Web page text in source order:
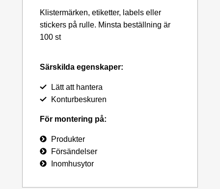
Klistermärken, etiketter, labels eller
stickers på rulle. Minsta beställning är
100 st
Särskilda egenskaper:
Lätt att hantera
Konturbeskuren
För montering på:
Produkter
Försändelser
Inomhusytor